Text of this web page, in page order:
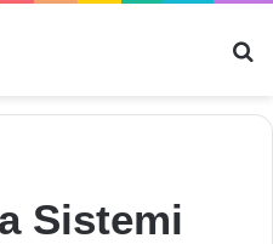
Sistemi